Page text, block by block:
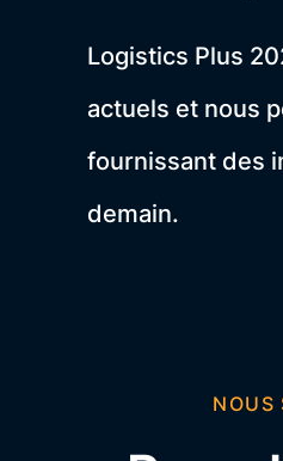
Logistics Plus
actuels et nous
fournissant des
demain.
NOUS